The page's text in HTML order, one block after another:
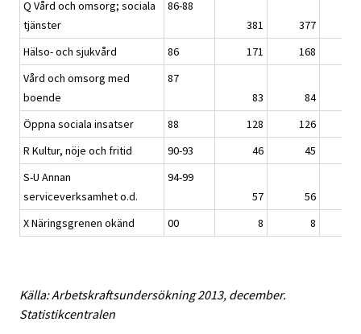
Q Vård och omsorg; sociala
tjänster
86-88
381
377
Hälso- och sjukvård
86 171
168
Vård och omsorg med
boende
87
83
84
Öppna sociala insatser
88 128
126
R Kultur, nöje och fritid
90-93 46
45
S-U Annan
serviceverksamhet o.d.
94-99
57
56
X Näringsgrenen okänd
00 8 8
Källa: Arbetskraftsundersökning 2013, december.
Statistikcentralen